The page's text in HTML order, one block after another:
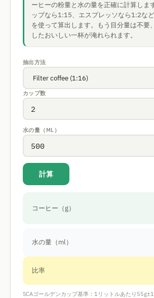
ーヒーの粉量と水の量を正確に計算しま
ップなら1:15、エスプレッソなら1:2な
を使って算出します。もう目分量は不要
したおいしい一杯が淹れられます。
抽出方法
カップ数
水の量（ML）
計算
コーヒー（g）
水の量（ml）
比率
SCAゴールデンカップ基準：1リットルあたり